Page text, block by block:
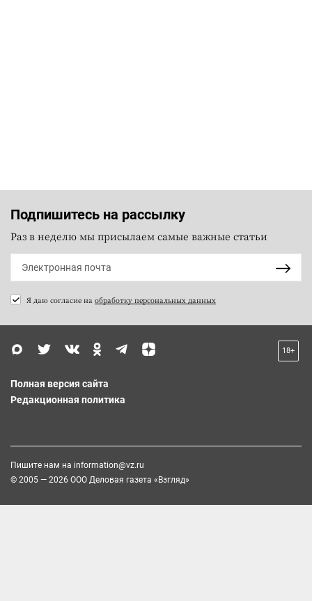
Подпишитесь на рассылку
Раз в неделю мы присылаем самые важные статьи
Я даю согласие на обработку персональных данных
18+
Полная версия сайта
Редакционная политика
Пишите нам на information@vz.ru
© 2005 — 2026 ООО Деловая газета «Взгляд»